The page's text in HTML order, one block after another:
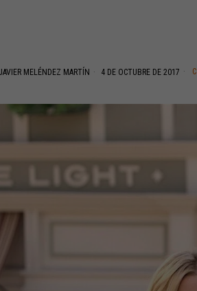
MELÉNDEZ MARTÍN 4 DE OCTUBRE DE 2017